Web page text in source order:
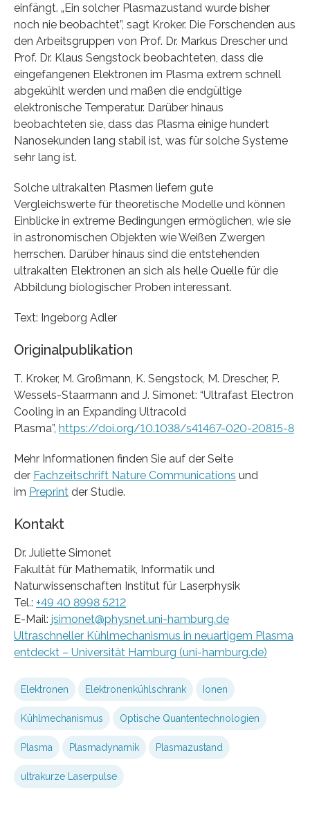
einfängt. „Ein solcher Plasmazustand wurde bisher
noch nie beobachtet”, sagt Kroker. Die Forschenden aus
den Arbeitsgruppen von Prof. Dr. Markus Drescher und
Prof. Dr. Klaus Sengstock beobachteten, dass die
eingefangenen Elektronen im Plasma extrem schnell
abgekühlt werden und maßen die endgültige
elektronische Temperatur. Darüber hinaus
beobachteten sie, dass das Plasma einige hundert
Nanosekunden lang stabil ist, was für solche Systeme
sehr lang ist.
Solche ultrakalten Plasmen liefern gute
Vergleichswerte für theoretische Modelle und können
Einblicke in extreme Bedingungen ermöglichen, wie sie
in astronomischen Objekten wie Weißen Zwergen
herrschen. Darüber hinaus sind die entstehenden
ultrakalten Elektronen an sich als helle Quelle für die
Abbildung biologischer Proben interessant.
Text: Ingeborg Adler
Originalpublikation
T. Kroker, M. Großmann, K. Sengstock, M. Drescher, P.
Wessels-Staarmann and J. Simonet: “Ultrafast Electron
Cooling in an Expanding Ultracold
Plasma”, https://doi.org/10.1038/s41467-020-20815-8
Mehr Informationen finden Sie auf der Seite
der Fachzeitschrift Nature Communications und
im Preprint der Studie.
Kontakt
Dr. Juliette Simonet
Fakultät für Mathematik, Informatik und
Naturwissenschaften Institut für Laserphysik
Tel.: +49 40 8998 5212
E-Mail: jsimonet@physnet.uni-hamburg.de
Ultraschneller Kühlmechanismus in neuartigem Plasma
entdeckt – Universität Hamburg (uni-hamburg.de)
Elektronen Elektronenkühlschrank Ionen
Kühlmechanismus Optische Quantentechnologien
Plasma Plasmadynamik Plasmazustand
ultrakurze Laserpulse